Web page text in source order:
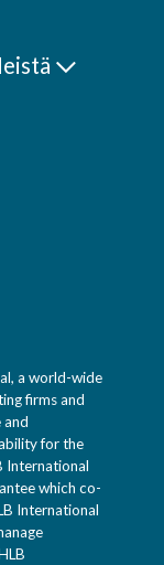
a world-wide
firms and
and
for the
International
which co-
International